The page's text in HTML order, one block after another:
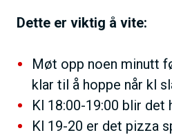
Dette er viktig å vite:
Møt opp noen minutt
klar til å hoppe når kl
Kl 18:00-19:00 blir det
Kl 19-20 er det pizza